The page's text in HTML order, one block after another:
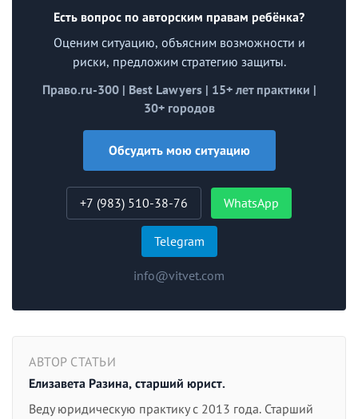
Есть вопрос по авторским правам ребёнка?
Оценим ситуацию, объясним возможности и
риски, предложим стратегию защиты.
Право.ru-300 | Best Lawyers | 15+ лет практики |
30+ городов
Обсудить мою ситуацию
+7 (983) 510-38-76 WhatsApp
Telegram
info@vitvet.com
АВТОР СТАТЬИ
Елизавета Разина, старший юрист.
Веду юридическую практику с 2013 года. Старший